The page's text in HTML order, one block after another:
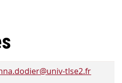
tlse2.fr